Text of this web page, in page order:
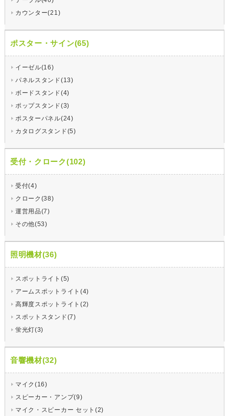
カウンター(21)
ポスター・サイン(65)
イーゼル(16)
パネルスタンド(13)
ボードスタンド(4)
ポップスタンド(3)
ポスターパネル(24)
カタログスタンド(5)
受付・クローク(102)
受付(4)
クローク(38)
運営用品(7)
その他(53)
照明機材(36)
スポットライト(5)
アームスポットライト(4)
高輝度スポットライト(2)
スポットスタンド(7)
蛍光灯(3)
音響機材(32)
マイク(16)
スピーカー・アンプ(9)
マイク・スピーカー セット(2)